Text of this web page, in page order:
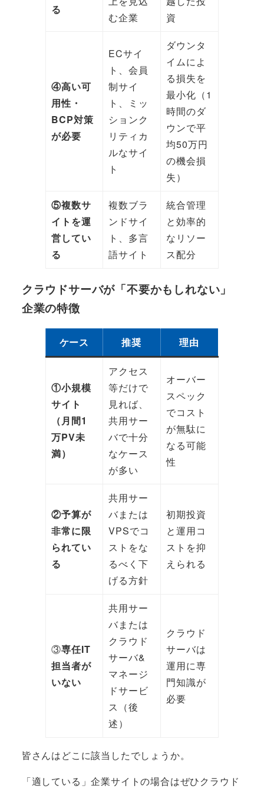
る
む企業
資
④高い可
用性・
BCP対策
が必要
ECサイ
ト、会員
制サイ
ト、ミッ
ションク
リティカ
ルなサイ
ト
ダウンタ
イムによ
る損失を
最小化（1
時間のダ
ウンで平
均50万円
の機会損
失）
⑤複数サ
イトを運
営してい
る
複数ブラ
ンドサイ
ト、多言
語サイト
統合管理
と効率的
なリソー
ス配分
クラウドサーバが「不要かもしれない」
企業の特徴
ケース 推奨 理由
①小規模
サイト
（月間1
万PV未
満）
アクセス
等だけで
見れば、
共用サー
バで十分
なケース
が多い
オーバー
スペック
でコスト
が無駄に
なる可能
性
②予算が
非常に限
られてい
る
共用サー
バまたは
VPSでコ
ストをな
るべく下
げる方針
初期投資
と運用コ
ストを抑
えられる
③専任IT
担当者が
いない
共用サー
バまたは
クラウド
サーバ&
マネージ
ドサービ
ス（後
述）
クラウド
サーバは
運用に専
門知識が
必要
皆さんはどこに該当したでしょうか。
「適している」企業サイトの場合はぜひクラウド